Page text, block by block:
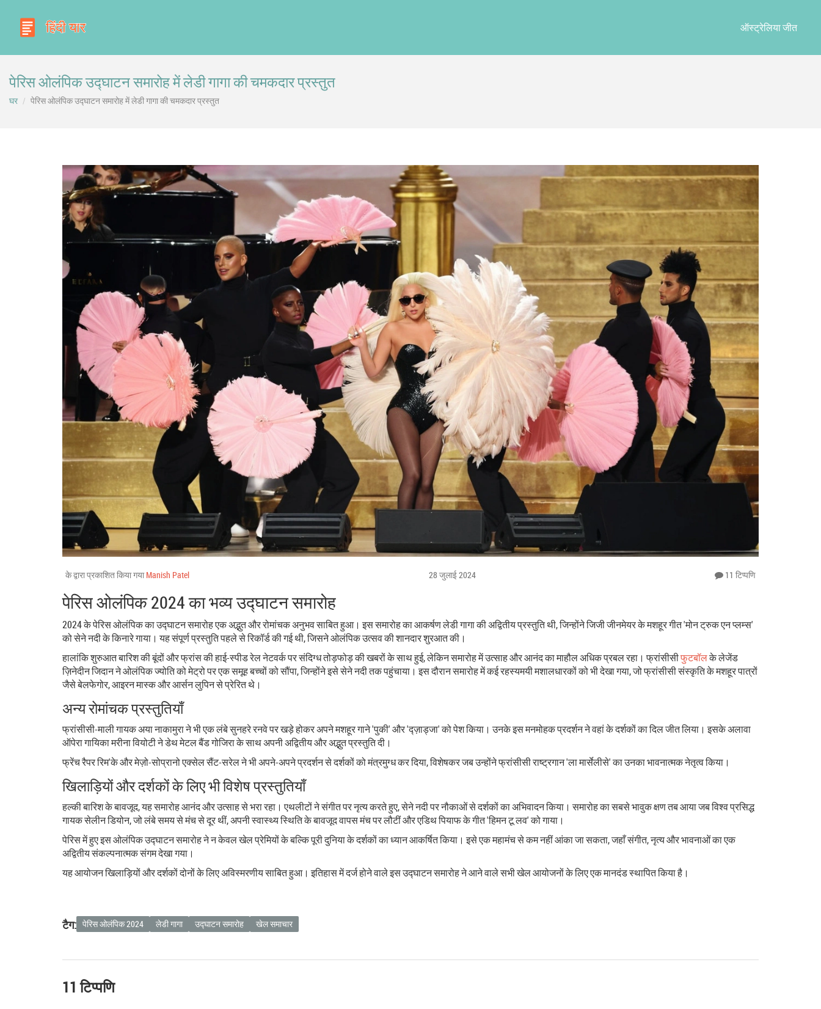
ऑस्ट्रेलिया जीत
पेरिस ओलंपिक उद्घाटन समारोह में लेडी गागा की चमकदार प्रस्तुत
घर पेरिस ओलंपिक उद्घाटन समारोह में लेडी गागा की चमकदार प्रस्तुत
के द्वारा प्रकाशित किया गया Manish Patel 28 जुलाई 2024 11 टिप्पणि
पेरिस ओलंपिक 2024 का भव्य उद्घाटन समारोह
2024 के पेरिस ओलंपिक का उद्घाटन समारोह एक अद्भुत और रोमांचक अनुभव साबित हुआ। इस समारोह का आकर्षण लेडी गागा की अद्वितीय प्रस्तुति थी, जिन्होंने जिजी जीनमेयर के मशहूर गीत 'मोन ट्रुक एन प्लम्स'
को सेने नदी के किनारे गाया। यह संपूर्ण प्रस्तुति पहले से रिकॉर्ड की गई थी, जिसने ओलंपिक उत्सव की शानदार शुरआत की।
हालांकि शुरुआत बारिश की बूंदों और फ्रांस की हाई-स्पीड रेल नेटवर्क पर संदिग्ध तोड़फोड़ की खबरों के साथ हुई, लेकिन समारोह में उत्साह और आनंद का माहौल अधिक प्रबल रहा। फ्रांसीसीफुटबॉलके लेजेंड
ज़िनेदीन जिदान ने ओलंपिक ज्योति को मेट्रो पर एक समूह बच्चों को सौंपा, जिन्होंने इसे सेने नदी तक पहुंचाया। इस दौरान समारोह में कई रहस्यमयी मशालधारकों को भी देखा गया, जो फ्रांसीसी संस्कृति के मशहूर पात्रों
जैसे बेलफेगोर, आइरन मास्क और आर्सन लुपिन से प्रेरित थे।
अन्य रोमांचक प्रस्तुतियाँ
फ्रांसीसी-माली गायक अया नाकामुरा ने भी एक लंबे सुनहरे रनवे पर खड़े होकर अपने मशहूर गाने 'पुकी' और 'द्ज़ाड्जा' को पेश किया। उनके इस मनमोहक प्रदर्शन ने वहां के दर्शकों का दिल जीत लिया। इसके अलावा
ऑपेरा गायिका मरीना वियोटी ने डेथ मेटल बैंड गोजिरा के साथ अपनी अद्वितीय और अद्भुत प्रस्तुति दी।
फ्रेंच रैपर रिम'के और मेज़ो-सोप्रानो एक्सेल सैंट-सरेल ने भी अपने-अपने प्रदर्शन से दर्शकों को मंत्रमुग्ध कर दिया, विशेषकर जब उन्होंने फ्रांसीसी राष्ट्रगान 'ला मार्सेलीसे' का उनका भावनात्मक नेतृत्व किया।
खिलाड़ियों और दर्शकों के लिए भी विशेष प्रस्तुतियाँ
हल्की बारिश के बावजूद, यह समारोह आनंद और उत्साह से भरा रहा। एथलीटों ने संगीत पर नृत्य करते हुए, सेने नदी पर नौकाओं से दर्शकों का अभिवादन किया। समारोह का सबसे भावुक क्षण तब आया जब विश्व प्रसिद्ध
गायक सेलीन डियोन, जो लंबे समय से मंच से दूर थीं, अपनी स्वास्थ्य स्थिति के बावजूद वापस मंच पर लौटीं और एडिथ पियाफ के गीत 'हिमन टू लव' को गाया।
पेरिस में हुए इस ओलंपिक उद्घाटन समारोह ने न केवल खेल प्रेमियों के बल्कि पूरी दुनिया के दर्शकों का ध्यान आकर्षित किया। इसे एक महामंच से कम नहीं आंका जा सकता, जहाँ संगीत, नृत्य और भावनाओं का एक
अद्वितीय संकल्पनात्मक संगम देखा गया।
यह आयोजन खिलाड़ियों और दर्शकों दोनों के लिए अविस्मरणीय साबित हुआ। इतिहास में दर्ज होने वाले इस उद्घाटन समारोह ने आने वाले सभी खेल आयोजनों के लिए एक मानदंड स्थापित किया है।
टैग: पेरिस ओलंपिक 2024 लेडी गागा उद्घाटन समारोह खेल समाचार
11 टिप्पणि